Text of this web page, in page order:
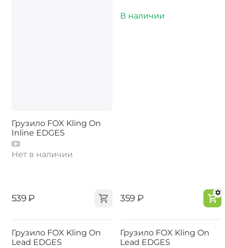
Грузило FOX Kling On
Inline EDGES
Нет в наличии
‍539‍ ₽
В наличии
‍359‍ ₽
Грузило FOX Kling On
Lead EDGES
Грузило FOX Kling On
Lead EDGES